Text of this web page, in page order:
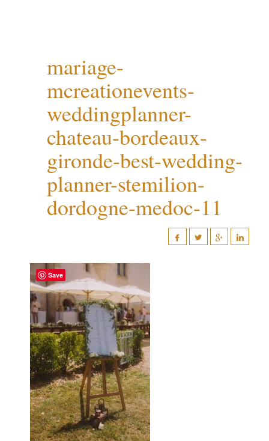
mariage-
mcreationevents-
weddingplanner-
chateau-bordeaux-
gironde-best-wedding-
planner-stemilion-
dordogne-medoc-11
Save